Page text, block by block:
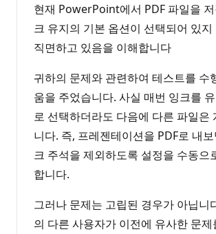
현재 PowerPoint에서 PDF 파일을
크 유지의 기본 옵션이 선택되어 있지
직면하고 있음을 이해합니다
귀하의 문제와 관련하여 테스트를 수
움을 주었습니다. 사실 매번 잉크를
로 선택하더라도 다음에 다른 파일은
니다. 즉, 프레젠테이션을 PDF로 내
크 주석을 제외하도록 설정을 수동으
합니다.
그러나 문제는 고립된 경우가 아닙니
의 다른 사용자가 이전에 유사한 문